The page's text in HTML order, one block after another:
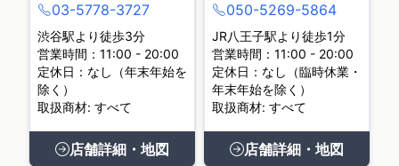
03-5778-3727
渋谷駅より徒歩3分
営業時間：11:00 - 20:00
定休日：なし（年末年始を
除く）
取扱商材: すべて
店舗詳細・地図
050-5269-5864
JR八王子駅より徒歩1分
営業時間：11:00 - 20:00
定休日：なし（臨時休業・
年末年始を除く）
取扱商材: すべて
店舗詳細・地図